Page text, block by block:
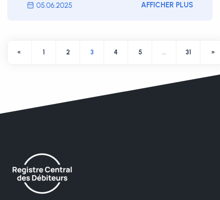
05.06.2025 AFFICHER PLUS
« 1 2 3 4 5 … 31 »